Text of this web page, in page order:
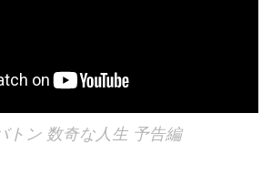
トン 数奇な人生 予告編